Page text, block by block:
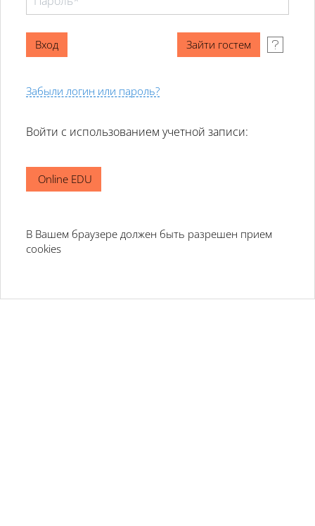
Забыли логин или пароль?
Войти с использованием учетной записи:
Online EDU
В Вашем браузере должен быть разрешен прием
cookies